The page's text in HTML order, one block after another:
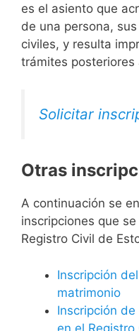
es el asiento que
de una persona,
civiles, y resulta
trámites posteriores
Solicitar
Otras
A continuación se
inscripciones que
Registro Civil de
Inscripción
matrimonio
Inscripción
en el Registro